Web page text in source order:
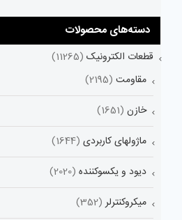
دسته‌های محصولات
قطعات الکترونیک (11265)
مقاومت (2195)
خازن (1651)
ماژولهای کاربردی (1644)
دیود و یکسوکننده (2020)
میکروکنترلر (352)